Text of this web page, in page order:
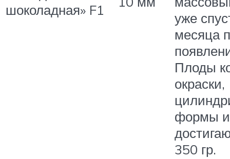
шоколадная» F1
уже
месяца
Плоды
окраски,
формы и
350 гр.